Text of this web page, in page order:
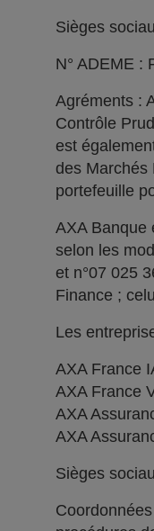
Sièges
N° ADEME :
Agréments :
Contrôle
est
des Marchés
portefeuille
AXA Banque
selon les
et n°07 025
Finance ;
Les
AXA France
AXA France
AXA
AXA
Sièges